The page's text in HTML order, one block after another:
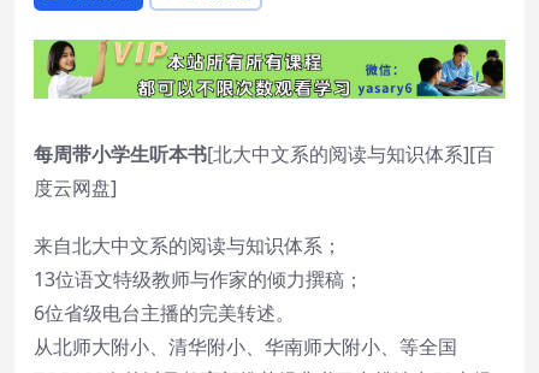
每周带小学生听本书[北大中文系的阅读与知识体系][百
度云网盘]
来自北大中文系的阅读与知识体系；
13位语文特级教师与作家的倾力撰稿；
6位省级电台主播的完美转述。
从北师大附小、清华附小、华南师大附小、等全国